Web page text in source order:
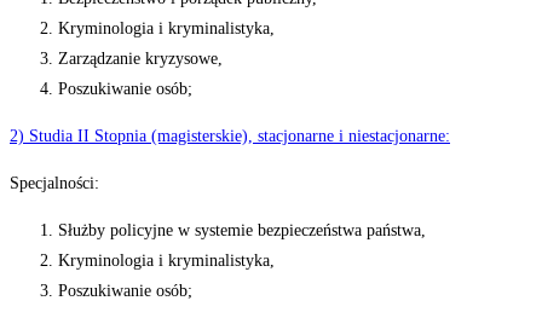
Kryminologia i kryminalistyka,
Zarządzanie kryzysowe,
Poszukiwanie osób;
2) Studia II Stopnia (magisterskie), stacjonarne i niestacjonarne:
Specjalności:
Służby policyjne w systemie bezpieczeństwa państwa,
Kryminologia i kryminalistyka,
Poszukiwanie osób;